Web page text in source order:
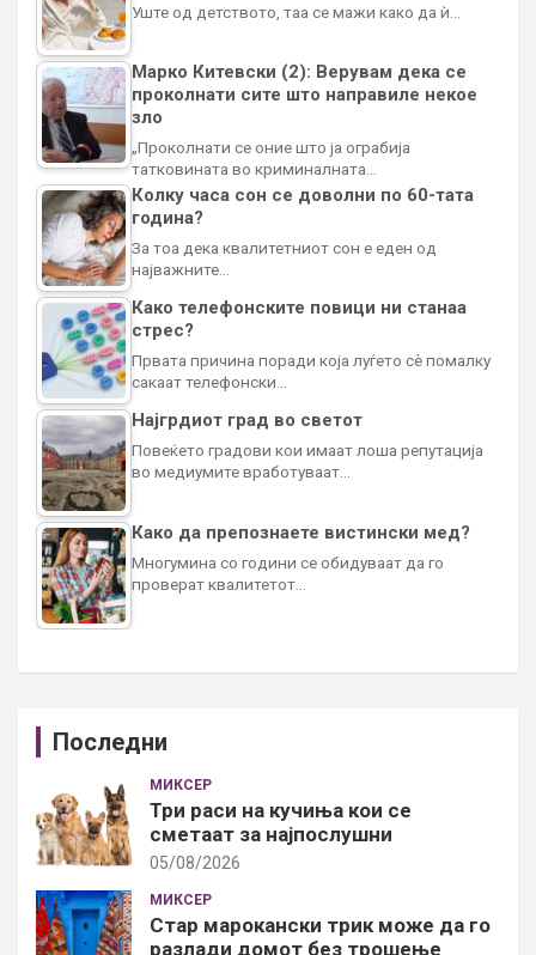
Уште од детството, таа се мажи како да ѝ…
Марко Китевски (2): Верувам дека се
проколнати сите што направиле некое
зло
„Проколнати се оние што ја ограбија
татковината во криминалната…
Колку часа сон се доволни по 60-тата
година?
За тоа дека квалитетниот сон е еден од
најважните…
Како телефонските повици ни станаа
стрес?
Првата причина поради која луѓето сè помалку
сакаат телефонски…
Најгрдиот град во светот
Повеќето градови кои имаат лоша репутација
во медиумите вработуваат…
Како да препознаете вистински мед?
Многумина со години се обидуваат да го
проверат квалитетот…
Последни
МИКСЕР
Три раси на кучиња кои се
сметаат за најпослушни
05/08/2026
МИКСЕР
Стар марокански трик може да го
разлади домот без трошење